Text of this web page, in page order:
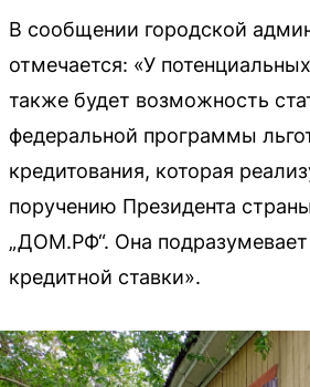
В сообщении городской
отмечается: «У
также будет возможность
федеральной программы
кредитования, которая
поручению Президента
„ДОМ.РФ“. Она
кредитной ставки».